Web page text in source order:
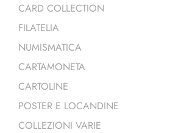
CARD COLLECTION
FILATELIA
NUMISMATICA
CARTAMONETA
CARTOLINE
POSTER E LOCANDINE
COLLEZIONI VARIE